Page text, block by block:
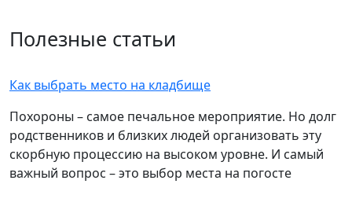
Полезные статьи
Как выбрать место на кладбище
Похороны – самое печальное мероприятие. Но долг
родственников и близких людей организовать эту
скорбную процессию на высоком уровне. И самый
важный вопрос – это выбор места на погосте